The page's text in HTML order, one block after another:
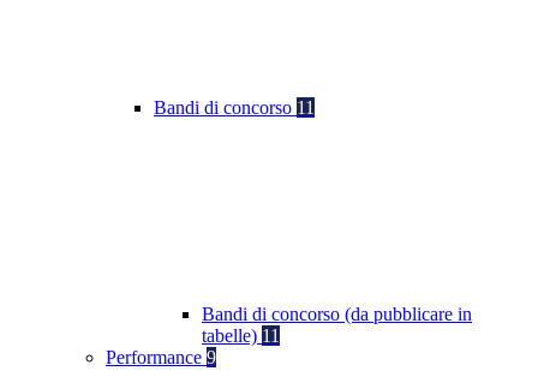
Bandi di concorso 11
Bandi di concorso (da pubblicare in
tabelle) 11
Performance 9